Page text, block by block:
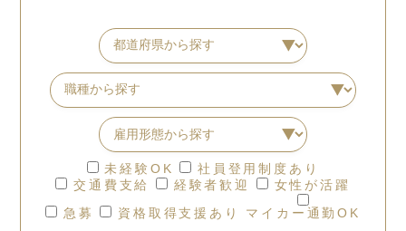
未経験OK
社員登用制度あり
交通費支給
経験者歓迎
女性が活躍
急募
資格取得支援あり マイカー通勤OK